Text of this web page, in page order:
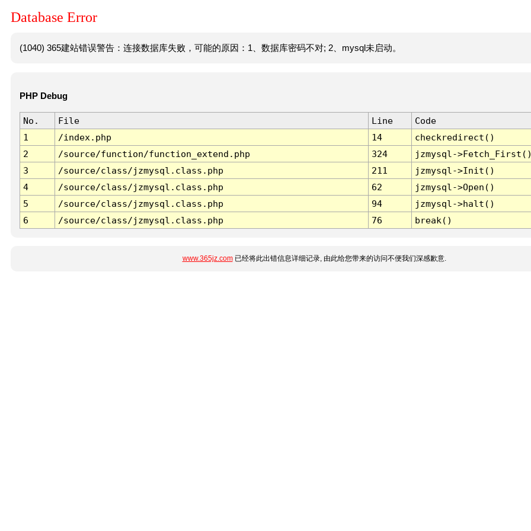
Database Error
(1040) 365建站错误警告：连接数据库失败，可能的原因：1、数据库密码不对; 2、mysql未启动。
PHP Debug
No. File Line
Code
1
/index.php 14
checkredirect()
2
/source/function/function_extend.php 324
jzmysql-
3
/source/class/jzmysql.class.php 211
jzmysql->Init()
4
/source/class/jzmysql.class.php 62
jzmysql->Open()
5
/source/class/jzmysql.class.php 94
jzmysql->halt()
6
/source/class/jzmysql.class.php 76 break()
www.365jz.com已经将此出错信息详细记录, 由此给您带来的访问不便我们深感歉意.